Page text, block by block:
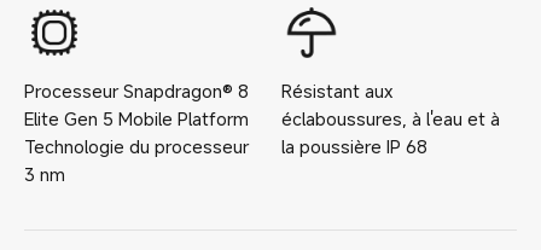
Processeur Snapdragon® 8
Elite Gen 5 Mobile Platform
Technologie du processeur
3 nm
Résistant aux
éclaboussures, à l'eau et à
la poussière IP68